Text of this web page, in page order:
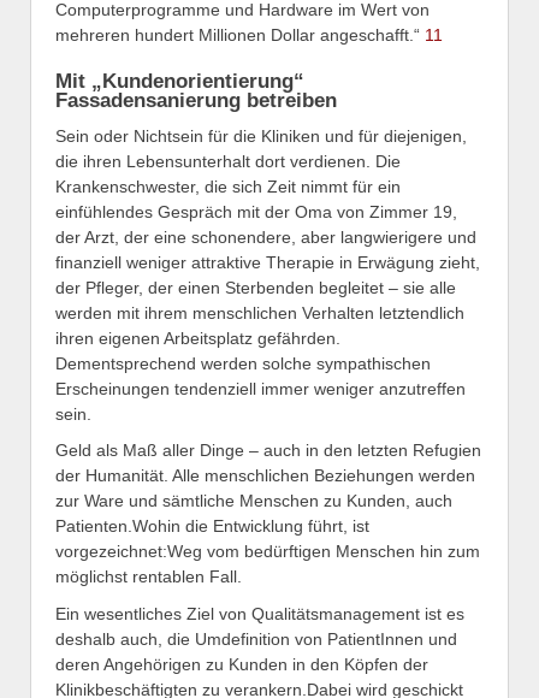
Computerprogramme und Hardware im Wert von
mehreren hundert Millionen Dollar angeschafft.“ 11
Mit „Kundenorientierung“
Fassadensanierung betreiben
Sein oder Nichtsein für die Kliniken und für diejenigen,
die ihren Lebensunterhalt dort verdienen. Die
Krankenschwester, die sich Zeit nimmt für ein
einfühlendes Gespräch mit der Oma von Zimmer 19,
der Arzt, der eine schonendere, aber langwierigere und
finanziell weniger attraktive Therapie in Erwägung zieht,
der Pfleger, der einen Sterbenden begleitet – sie alle
werden mit ihrem menschlichen Verhalten letztendlich
ihren eigenen Arbeitsplatz gefährden.
Dementsprechend werden solche sympathischen
Erscheinungen tendenziell immer weniger anzutreffen
sein.
Geld als Maß aller Dinge – auch in den letzten Refugien
der Humanität. Alle menschlichen Beziehungen werden
zur Ware und sämtliche Menschen zu Kunden, auch
Patienten.Wohin die Entwicklung führt, ist
vorgezeichnet:Weg vom bedürftigen Menschen hin zum
möglichst rentablen Fall.
Ein wesentliches Ziel von Qualitätsmanagement ist es
deshalb auch, die Umdefinition von PatientInnen und
deren Angehörigen zu Kunden in den Köpfen der
Klinikbeschäftigten zu verankern.Dabei wird geschickt